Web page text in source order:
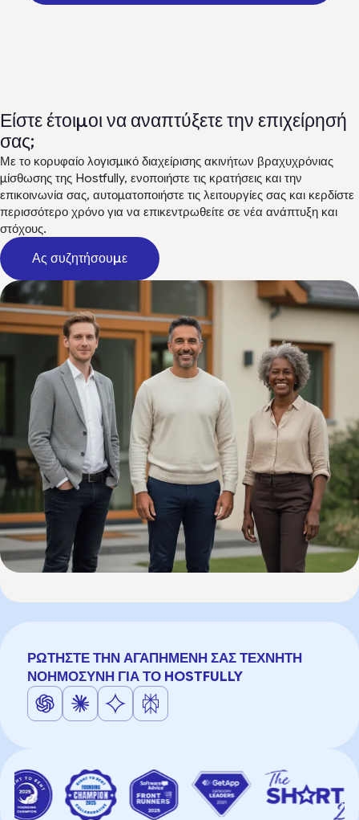
Είστε έτοιμοι να αναπτύξετε την επιχείρησή
σας;
Με το κορυφαίο λογισμικό διαχείρισης ακινήτων βραχυχρόνιας
μίσθωσης της Hostfully, ενοποιήστε τις κρατήσεις και την
επικοινωνία σας, αυτοματοποιήστε τις λειτουργίες σας και κερδίστε
περισσότερο χρόνο για να επικεντρωθείτε σε νέα ανάπτυξη και
στόχους.
Ας συζητήσουμε
ΡΩΤΉΣΤΕ ΤΗΝ ΑΓΑΠΗΜΈΝΗ ΣΑΣ ΤΕΧΝΗΤΉ
ΝΟΗΜΟΣΎΝΗ ΓΙΑ ΤΟ HOSTFULLY